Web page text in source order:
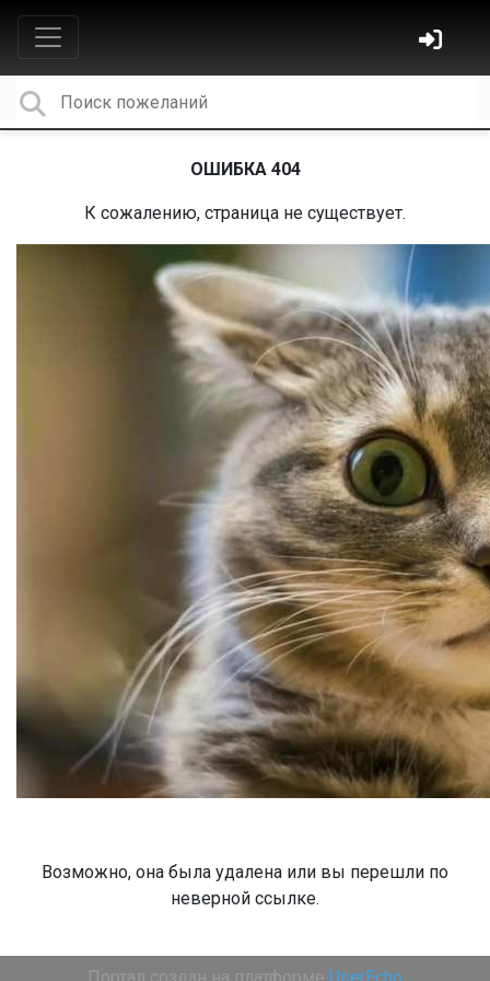
ОШИБКА 404
К сожалению, страница не существует.
Возможно, она была удалена или вы перешли по
неверной ссылке.